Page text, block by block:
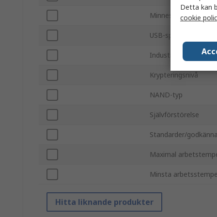
Minnesstorlek
USB-specifikation
Industriell kvalitet
Krypteringsnivå
NAND-typ
Självförstörelse
Standarder/
Maximal
Minsta
Hitta liknande produkter
Detta kan
cookie